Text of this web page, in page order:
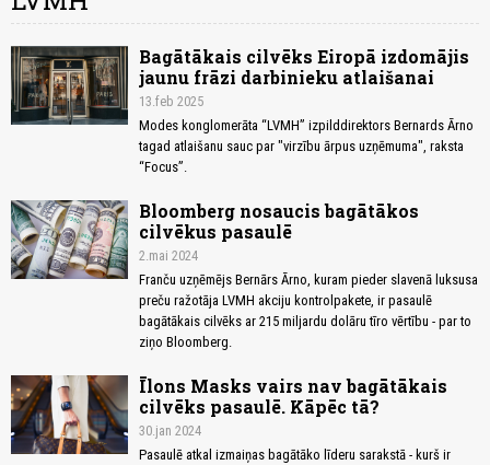
Bagātākais cilvēks Eiropā izdomājis
jaunu frāzi darbinieku atlaišanai
13.feb 2025
Modes konglomerāta “LVMH” izpilddirektors Bernards Ārno
tagad atlaišanu sauc par "virzību ārpus uzņēmuma", raksta
“Focus”.
Bloomberg nosaucis bagātākos
cilvēkus pasaulē
2.mai 2024
Franču uzņēmējs Bernārs Ārno, kuram pieder slavenā luksusa
preču ražotāja LVMH akciju kontrolpakete, ir pasaulē
bagātākais cilvēks ar 215 miljardu dolāru tīro vērtību - par to
ziņo Bloomberg.
Īlons Masks vairs nav bagātākais
cilvēks pasaulē. Kāpēc tā?
30.jan 2024
Pasaulē atkal izmaiņas bagātāko līderu sarakstā - kurš ir